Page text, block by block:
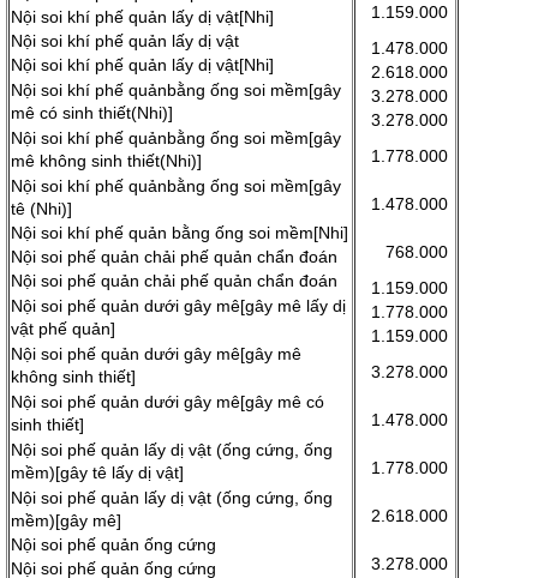
Nội soi khí phế quản lấy dị vật[Nhi]
Nội soi khí phế quản lấy dị vật
Nội soi khí phế quản lấy dị vật[Nhi]
Nội soi khí phế quảnbằng ống soi mềm[gây
mê có sinh thiết(Nhi)]
Nội soi khí phế quảnbằng ống soi mềm[gây
mê không sinh thiết(Nhi)]
Nội soi khí phế quảnbằng ống soi mềm[gây
tê (Nhi)]
Nội soi khí phế quản bằng ống soi mềm[Nhi]
Nội soi phế quản chải phế quản chẩn đoán
Nội soi phế quản chải phế quản chẩn đoán
Nội soi phế quản dưới gây mê[gây mê lấy dị
vật phế quản]
Nội soi phế quản dưới gây mê[gây mê
không sinh thiết]
Nội soi phế quản dưới gây mê[gây mê có
sinh thiết]
Nội soi phế quản lấy dị vật (ống cứng, ống
mềm)[gây tê lấy dị vật]
Nội soi phế quản lấy dị vật (ống cứng, ống
mềm)[gây mê]
Nội soi phế quản ống cứng
Nội soi phế quản ống cứng
1.159.000
1.478.000
2.618.000
3.278.000
3.278.000
1.778.000
1.478.000
768.000
1.159.000
1.778.000
1.159.000
3.278.000
1.478.000
1.778.000
2.618.000
3.278.000